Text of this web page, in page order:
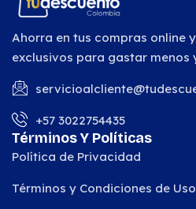
Ahorra en tus compras online
exclusivos para gastar menos
+57 3022754435
Términos Y Políticas
Política de Privacidad
Términos y Condiciones de Uso